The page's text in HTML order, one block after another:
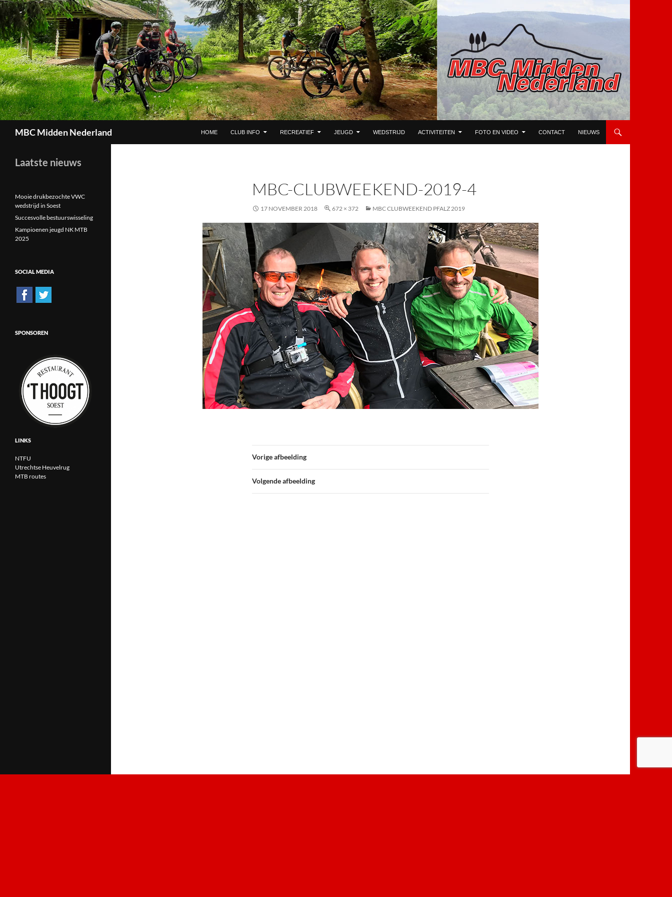
MBC Midden Nederland HOME CLUB INFO RECREATIEF JEUGD WEDSTRIJD ACTIVITEITEN FOTO EN VIDEO CONTACT NIEUWS
MBC-CLUBWEEKEND-2019-4
17 NOVEMBER 2018 672 × 372 MBC CLUBWEEKEND PFALZ 2019
Vorige afbeelding
Volgende afbeelding
Laatste nieuws
Mooie drukbezochte VWC
wedstrijd in Soest
Succesvolle bestuurswisseling
Kampioenen jeugd NK MTB
2025
SOCIAL MEDIA
SPONSOREN
LINKS
NTFU
Utrechtse Heuvelrug
MTB routes